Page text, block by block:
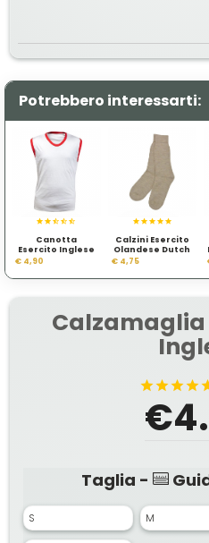
Potrebbero interessarti:
Canotta
Esercito Inglese
€ 4,90
Calzini Esercito
Olandese Dutch
€ 4,75
Calzamaglia
Taglia -
S M